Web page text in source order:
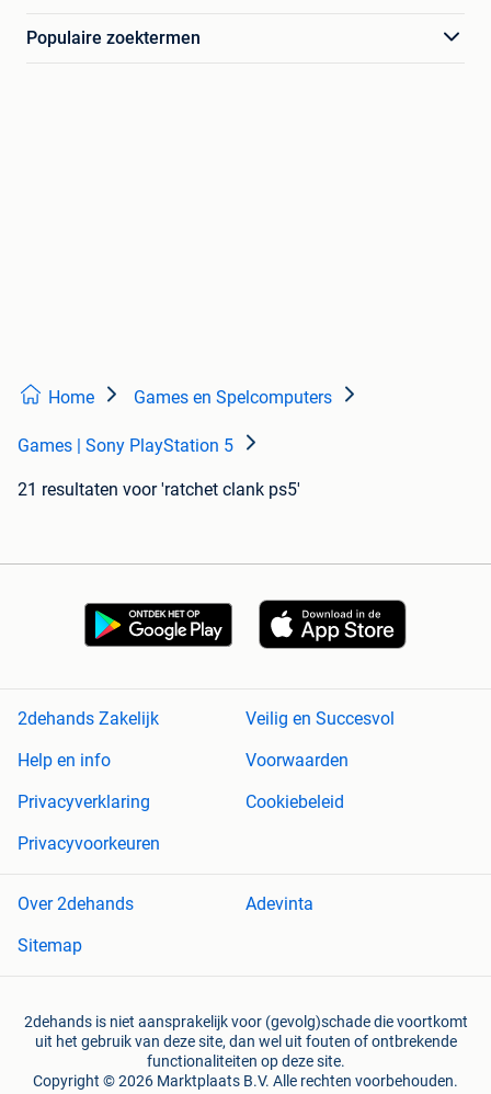
Populaire zoektermen
Home Games en Spelcomputers
Games | Sony PlayStation 5
21 resultaten voor 'ratchet clank ps5'
2dehands Zakelijk
Veilig en Succesvol
Help en info
Voorwaarden
Privacyverklaring
Cookiebeleid
Privacyvoorkeuren
Over 2dehands
Adevinta
Sitemap
2dehands is niet aansprakelijk voor (gevolg)schade die voortkomt
uit het gebruik van deze site, dan wel uit fouten of ontbrekende
functionaliteiten op deze site.
Copyright © 2026 Marktplaats B.V. Alle rechten voorbehouden.